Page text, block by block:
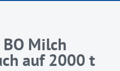
Milch
auf 2000 t